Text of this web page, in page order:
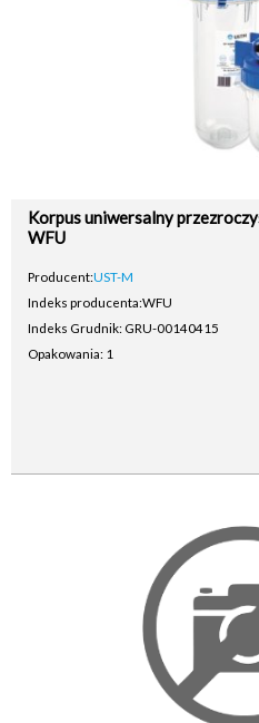
Korpus uniwersalny
WFU
Producent:UST-M
Indeks producenta:WFU
Indeks Grudnik: GRU-00140415
Opakowania: 1